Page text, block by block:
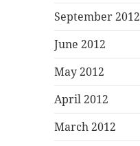
September 2012
June 2012
May 2012
April 2012
March 2012